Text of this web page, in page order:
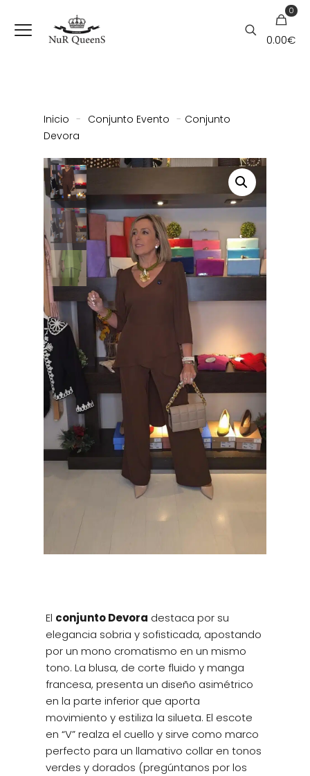
0
0.00€
Inicio - Conjunto Evento - Conjunto
Devora
El conjunto Devora destaca por su
elegancia sobria y sofisticada, apostando
por un mono cromatismo en un mismo
tono. La blusa, de corte fluido y manga
francesa, presenta un diseño asimétrico
en la parte inferior que aporta
movimiento y estiliza la silueta. El escote
en “V” realza el cuello y sirve como marco
perfecto para un llamativo collar en tonos
verdes y dorados (pregúntanos por los